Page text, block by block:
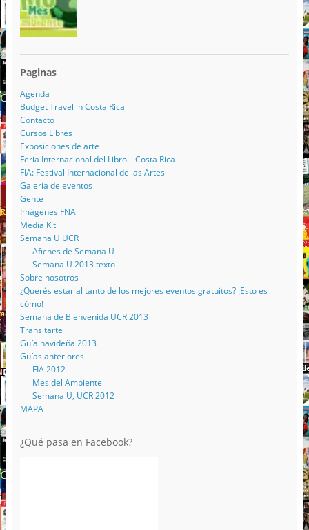
Paginas
Agenda
Budget Travel in Costa Rica
Contacto
Cursos Libres
Exposiciones de arte
Feria Internacional del Libro – Costa Rica
FIA: Festival Internacional de las Artes
Galería de eventos
Gente
Imágenes FNA
Media Kit
Semana U UCR
Afiches de Semana U
Semana U 2013 texto
Sobre nosotros
¿Querés estar al tanto de los mejores eventos gratuitos? ¡Esto es
cómo!
Semana de Bienvenida UCR 2013
Transitarte
Guía navideña 2013
Guías anteriores
FIA 2012
Mes del Ambiente
Semana U, UCR 2012
MAPA
¿Qué pasa en Facebook?